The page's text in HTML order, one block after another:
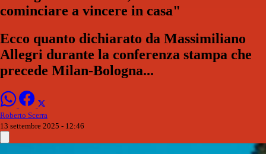
cominciare a vincere in casa"
Ecco quanto dichiarato da Massimiliano
Allegri durante la conferenza stampa che
precede Milan-Bologna...
Roberto Scerra
13 settembre 2025 - 12:46